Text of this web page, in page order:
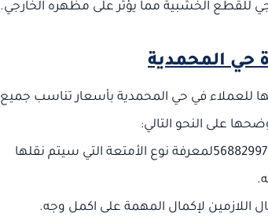
للقطع الخشبية مما يؤثر على مظهره الخارجي.
حي المحمدية
للعملاء في حي المحمدية بأسعار تناسب جميع
على النحو التالي:
يتم استلام طلب العميل من خلال رقم قسم خدمة العملاء بشركتنا وهو 568829975لمعرفة نوع الأمتعة التي سيتم نقلها
اللازمين لإكمال المهمة على اكمل وجه.